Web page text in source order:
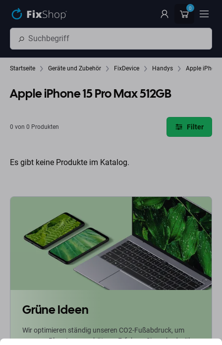
0
Startseite Geräte und Zubehör FixDevice Handys Apple
Apple iPhone 15 Pro Max 512GB
0 von 0 Produkten Filter
Es gibt keine Produkte im Katalog.
Grüne Ideen
Wir optimieren ständig unseren CO2-Fußabdruck, um
unseren Planeten zu schützen. Erfahren Sie mehr darüber,